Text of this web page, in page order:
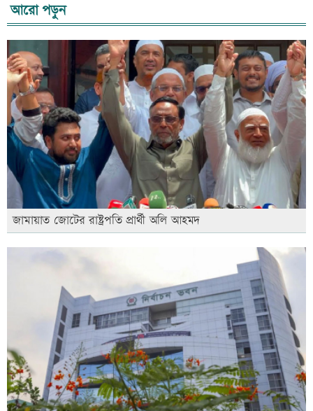
আরো পড়ুন
জামায়াত জোটের রাষ্ট্রপতি প্রার্থী অলি আহমদ